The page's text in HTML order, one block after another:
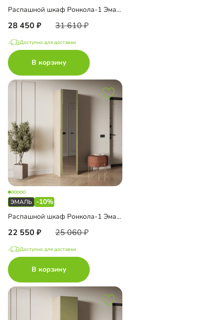
Распашной шкаф Ронкола-1 Эмаль с антресолью
28 450 31 610
Доступно для доставки
В корзину
-10%
Распашной шкаф Ронкола-1 Эмаль с зеркалом
22 550 25 060
Доступно для доставки
В корзину